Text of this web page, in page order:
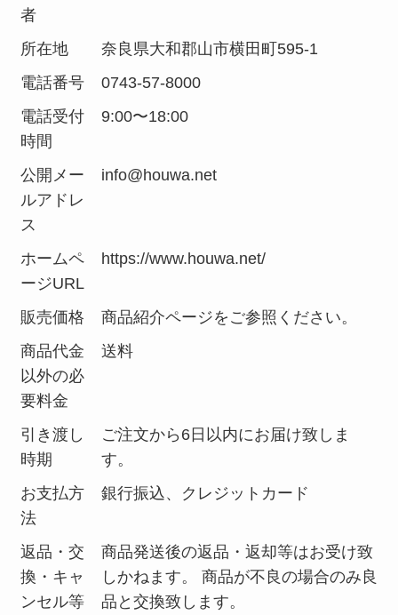
者
所在地
奈良県大和郡山市横田町595-1
電話番号
0743-57-8000
電話受付
時間
9:00〜18:00
公開メー
ルアドレ
ス
info@houwa.net
ホームペ
ージURL
https://www.houwa.net/
販売価格
商品紹介ページをご参照ください。
商品代金
以外の必
要料金
送料
引き渡し
時期
ご注文から6日以内にお届け致しま
す。
お支払方
法
銀行振込、クレジットカード
返品・交
換・キャ
ンセル等
商品発送後の返品・返却等はお受け致
しかねます。 商品が不良の場合のみ良
品と交換致します。